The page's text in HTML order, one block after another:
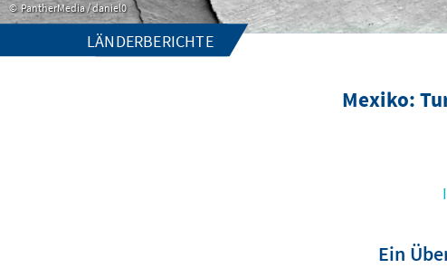
PantherMedia / daniel0
LÄNDERBERICHTE
Mexiko:
Ein